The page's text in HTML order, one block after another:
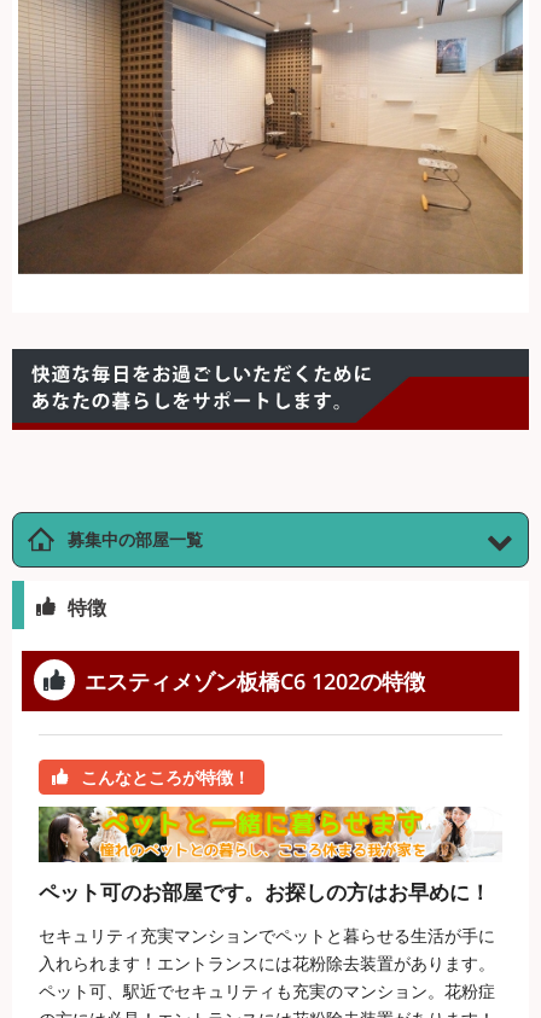
特徴
エスティメゾン板橋C6 1202の特徴
こんなところが特徴！
ペット可のお部屋です。お探しの方はお早めに！
セキュリティ充実マンションでペットと暮らせる生活が手に
入れられます！エントランスには花粉除去装置があります。
ペット可、駅近でセキュリティも充実のマンション。花粉症
募集中の部屋一覧